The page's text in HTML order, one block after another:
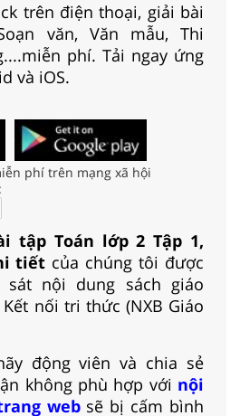
trên điện thoại, giải bài
văn, Văn mẫu, Thi
phí. Tải ngay ứng
và iOS.
phí trên mạng xã hội
tập Toán lớp 2 Tập 1,
tiết của chúng tôi được
sát nội dung sách giáo
nối tri thức (NXB Giáo
động viên và chia sẻ
không phù hợp với nội
websẽ bị cấm bình